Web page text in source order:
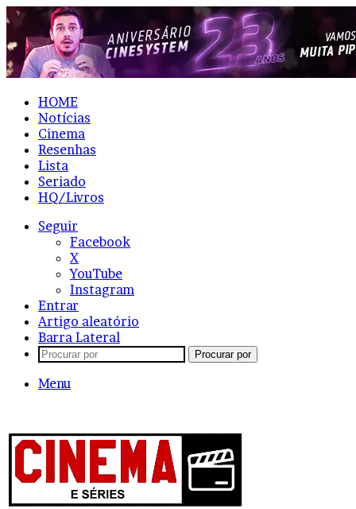
HOME
Notícias
Cinema
Resenhas
Lista
Seriado
HQ/Livros
Seguir
Facebook
X
YouTube
Instagram
Entrar
Artigo aleatório
Barra Lateral
Procurar por
Menu